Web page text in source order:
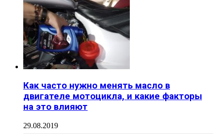
Как часто нужно менять масло в
двигателе мотоцикла, и какие факторы
на это влияют
29.08.2019